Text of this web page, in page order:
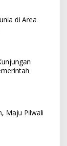
di Area
Maju Pilwali